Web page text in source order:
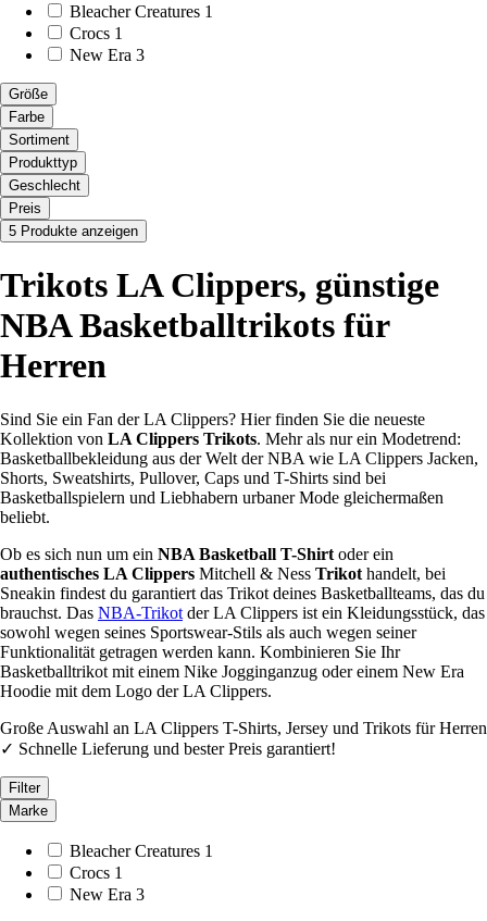
Bleacher Creatures 1
Crocs 1
New Era 3
Größe
Farbe
Sortiment
Produkttyp
Geschlecht
Preis
5 Produkte anzeigen
Trikots LA Clippers, günstige
NBA Basketballtrikots für
Herren
Sind Sie ein Fan der LA Clippers? Hier finden Sie die neueste
Kollektion von LA Clippers Trikots. Mehr als nur ein Modetrend:
Basketballbekleidung aus der Welt der NBA wie LA Clippers Jacken,
Shorts, Sweatshirts, Pullover, Caps und T-Shirts sind bei
Basketballspielern und Liebhabern urbaner Mode gleichermaßen
beliebt.
Ob es sich nun um ein NBA Basketball T-Shirt oder ein
authentisches LA Clippers Mitchell & Ness Trikot handelt, bei
Sneakin findest du garantiert das Trikot deines Basketballteams, das du
brauchst. Das NBA-Trikot der LA Clippers ist ein Kleidungsstück, das
sowohl wegen seines Sportswear-Stils als auch wegen seiner
Funktionalität getragen werden kann. Kombinieren Sie Ihr
Basketballtrikot mit einem Nike Jogginganzug oder einem New Era
Hoodie mit dem Logo der LA Clippers.
Große Auswahl an LA Clippers T-Shirts, Jersey und Trikots für Herren
✓ Schnelle Lieferung und bester Preis garantiert!
Filter
Marke
Bleacher Creatures 1
Crocs 1
New Era 3